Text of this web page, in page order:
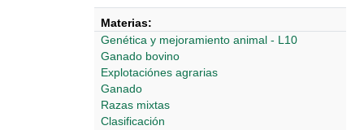
Materias:
Genética y mejoramiento animal - L10
Ganado bovino
Explotaciónes agrarias
Ganado
Razas mixtas
Clasificación